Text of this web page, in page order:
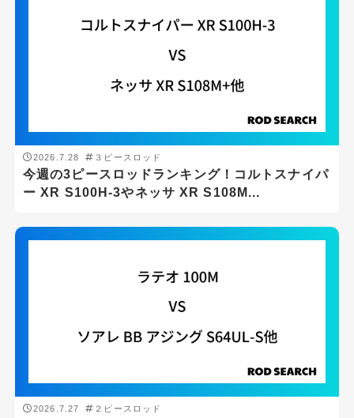
2026.7.28 ３ピースロッド
今週の3ピースロッドランキング！コルトスナイパ
ー XR S100H-3やネッサ XR S108M...
2026.7.27 ２ピースロッド
シーバス
ショアジギング
スーパーライトショアジギング
トラウト
メバリング